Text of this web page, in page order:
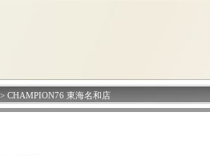
> CHAMPION76 東海名和店